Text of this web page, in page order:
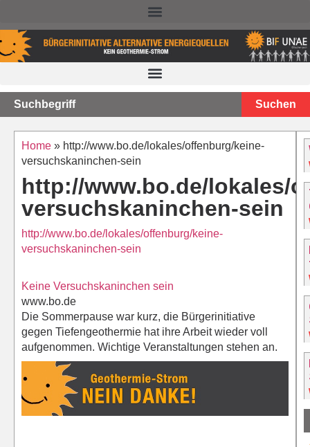
Suchen
Home » http://www.bo.de/lokales/offenburg/keine-
versuchskaninchen-sein
http://www.bo.de/lokales/
versuchskaninchen-sein
http://www.bo.de/lokales/offenburg/keine-
versuchskaninchen-sein
Keine Versuchskaninchen sein
www.bo.de
Die Sommerpause war kurz, die Bürgerinitiative
gegen Tiefengeothermie hat ihre Arbeit wieder voll
aufgenommen. Wichtige Veranstaltungen stehen an.